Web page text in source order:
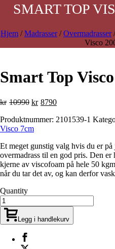
SMART TOP
Hjem /Madrasser/Overmadrasser
Visco
Smart Top
kr 10990 Opprinnelig
var:
kr10990.
kr 8790Nåværende
er:
Produktnummer: 2101539-1
Visco 7cm
Et meget gunstig valg hvis du er
overmadrass til en god pris. Den
kjerne av viscofoam på hele 50
når du tar det av, og kan derfor
Quantity
Legg i handlekurv